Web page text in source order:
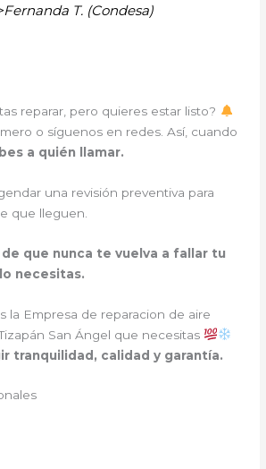
T. (Condesa)
reparar, pero quieres estar listo?
o síguenos en redes. Así, cuando
a quién llamar.
una revisión preventiva para
que lleguen.
que nunca te vuelva a fallar tu
necesitas.
la Empresa de reparacion de aire
San Ángel que necesitas
tranquilidad, calidad y garantía.